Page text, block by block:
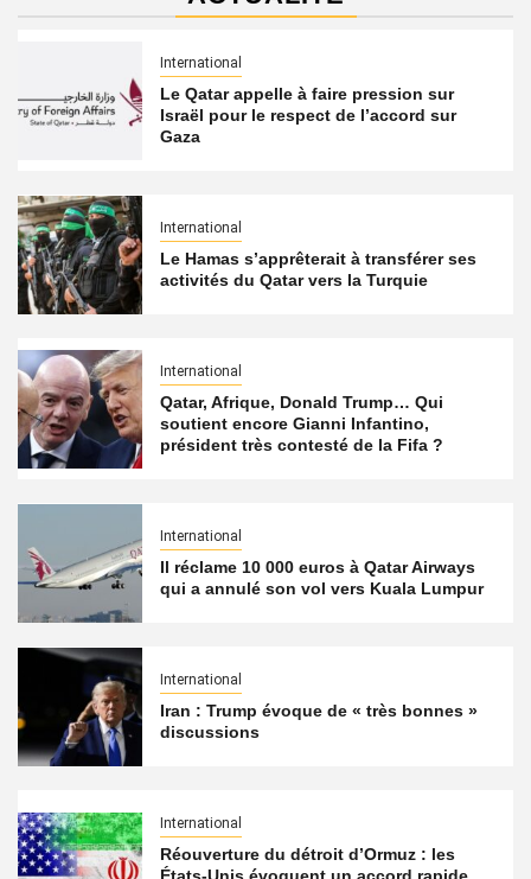
International
Le Qatar appelle à faire pression sur
Israël pour le respect de l’accord sur
Gaza
International
Le Hamas s’apprêterait à transférer ses
activités du Qatar vers la Turquie
International
Qatar, Afrique, Donald Trump… Qui
soutient encore Gianni Infantino,
président très contesté de la Fifa ?
International
Il réclame 10 000 euros à Qatar Airways
qui a annulé son vol vers Kuala Lumpur
International
Iran : Trump évoque de « très bonnes »
discussions
International
Réouverture du détroit d’Ormuz : les